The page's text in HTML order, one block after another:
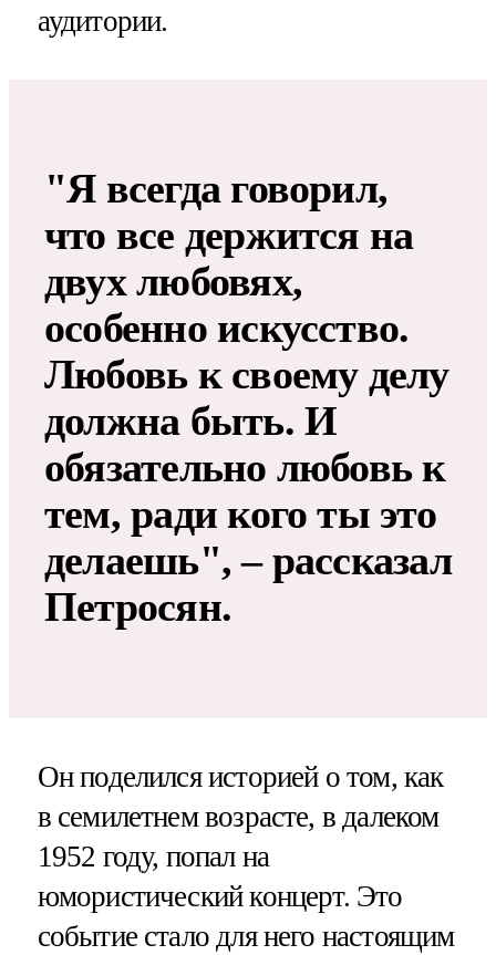
аудитории.
"Я всегда говорил,
что все держится на
двух любовях,
особенно искусство.
Любовь к своему делу
должна быть. И
обязательно любовь к
тем, ради кого ты это
делаешь", – рассказал
Петросян.
Он поделился историей о том, как
в семилетнем возрасте, в далеком
1952 году, попал на
юмористический концерт. Это
событие стало для него настоящим